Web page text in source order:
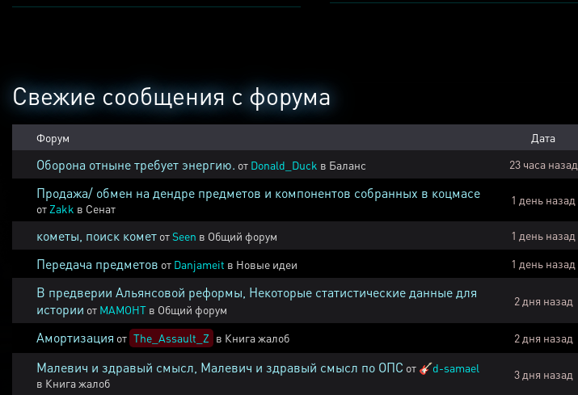
Свежие сообщения с форума
Форум Дата
Оборона отныне требует энергию. от Donald_Duck в Баланс 23 часа назад
Продажа/ обмен на дендре предметов и компонентов собранных в коцмасе
от Zakk в Сенат
1 день назад
кометы, поиск комет отSeen в Общий форум 1 день назад
Передача предметов от Danjameit в Новые идеи 1 день назад
В предверии Альянсовой реформы, Некоторые статистические данные для
истории от MAMOHT в Общий форум
2 дня назад
Амортизация от The_Assault_Z в Книга жалоб 2 дня назад
Малевич и здравый смысл, Малевич и здравый смысл по ОПС от 🎸d-samael
в Книга жалоб
3 дня назад